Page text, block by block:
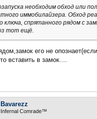
необходим обход или
иммобилайзера. Обход
спрятанного рядом с
тот ещё.
его не
вставить в замок....
Bavarezz
Infernal Comrade™